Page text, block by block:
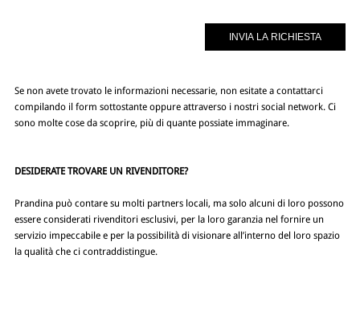
Se non avete trovato le informazioni necessarie, non esitate a contattarci
compilando il form sottostante oppure attraverso i nostri social network. Ci
sono molte cose da scoprire, più di quante possiate immaginare.
DESIDERATE TROVARE UN RIVENDITORE?
Prandina può contare su molti partners locali, ma solo alcuni di loro possono
essere considerati rivenditori esclusivi, per la loro garanzia nel fornire un
servizio impeccabile e per la possibilità di visionare all’interno del loro spazio
la qualità che ci contraddistingue.